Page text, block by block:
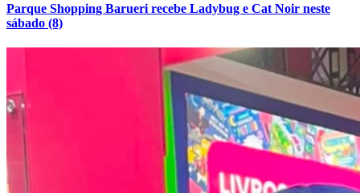
Parque Shopping Barueri recebe Ladybug e Cat Noir neste
sábado (8)